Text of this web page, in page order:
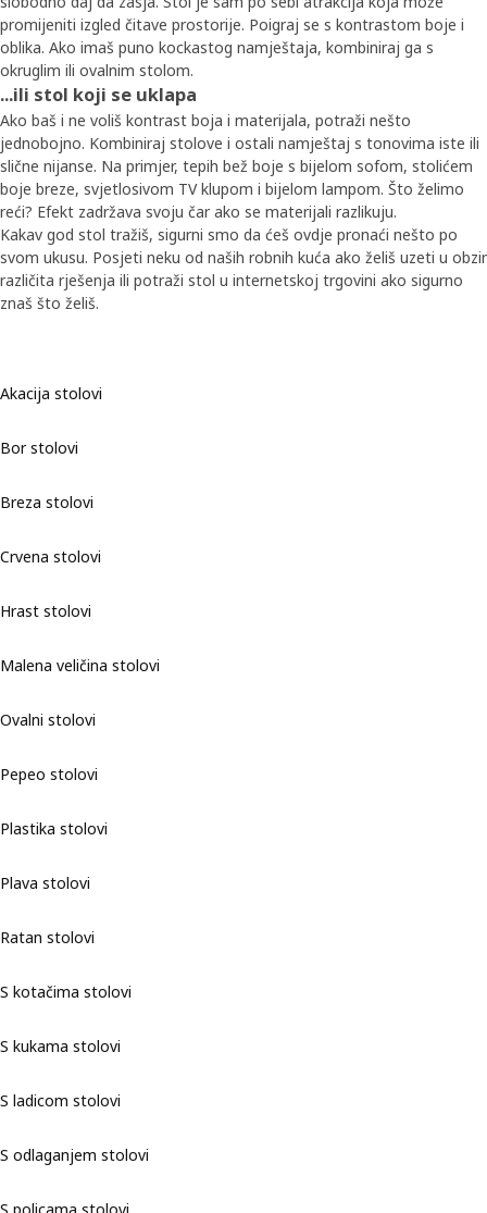
promijeniti izgled čitave prostorije. Poigraj se s kontrastom boje i
oblika. Ako imaš puno kockastog namještaja, kombiniraj ga s
okruglim ili ovalnim stolom.
​...ili stol koji se uklapa​
Ako baš i ne voliš kontrast boja i materijala, potraži nešto
jednobojno. Kombiniraj stolove i ostali namještaj s tonovima iste ili
slične nijanse. Na primjer, tepih bež boje s bijelom sofom, stolićem
boje breze, svjetlosivom TV klupom i bijelom lampom. Što želimo
reći? Efekt zadržava svoju čar ako se materijali razlikuju.
​Kakav god stol tražiš, sigurni smo da ćeš ovdje pronaći nešto po
svom ukusu. Posjeti neku od naših robnih kuća ako želiš uzeti u obzir
različita rješenja ili potraži stol u internetskoj trgovini ako sigurno
znaš što želiš.
Akacija stolovi
Bor stolovi
Breza stolovi
Crvena stolovi
Hrast stolovi
Malena veličina stolovi
Ovalni stolovi
Pepeo stolovi
Plastika stolovi
Plava stolovi
Ratan stolovi
S kotačima stolovi
S kukama stolovi
S ladicom stolovi
S odlaganjem stolovi